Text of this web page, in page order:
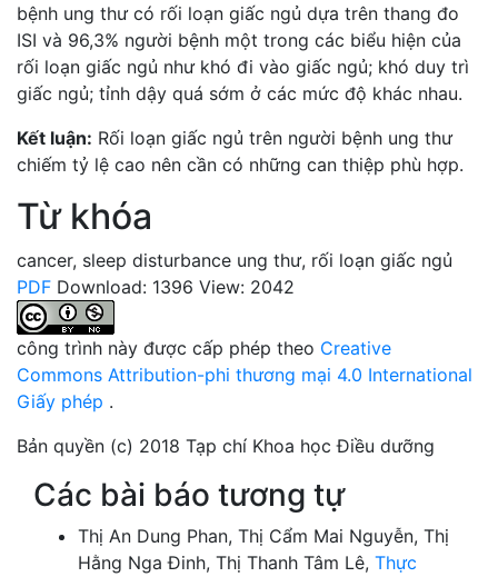
bệnh ung thư có rối loạn giấc ngủ dựa trên thang đo
ISI và 96,3% người bệnh một trong các biểu hiện của
rối loạn giấc ngủ như khó đi vào giấc ngủ; khó duy trì
giấc ngủ; tỉnh dậy quá sớm ở các mức độ khác nhau.
Kết luận: Rối loạn giấc ngủ trên người bệnh ung thư
chiếm tỷ lệ cao nên cần có những can thiệp phù hợp.
Từ khóa
cancer, sleep disturbance ung thư, rối loạn giấc ngủ
PDF Download: 1396 View: 2042
công trình này được cấp phép theo Creative
Commons Attribution-phi thương mại 4.0 International
Giấy phép .
Bản quyền (c) 2018 Tạp chí Khoa học Điều dưỡng
Các bài báo tương tự
Thị An Dung Phan, Thị Cẩm Mai Nguyễn, Thị
Hằng Nga Đinh, Thị Thanh Tâm Lê, Thực